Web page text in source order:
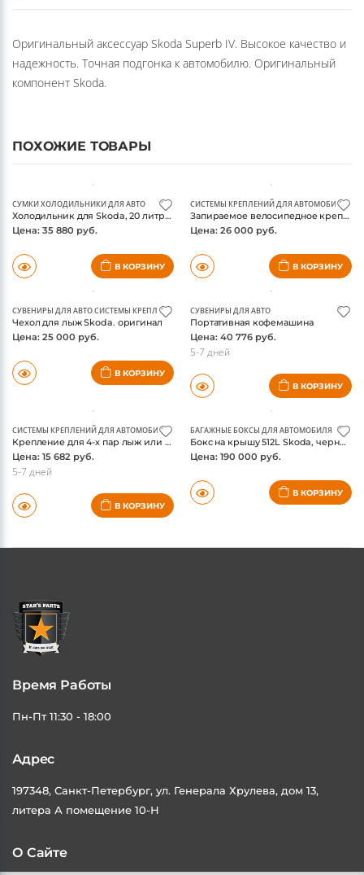
Оригинальный аксессуар Skoda Superb IV. Высокое качество и
надежность. Точная подгонка к автомобилю. Оригинальный
компонент Skoda.
ПОХОЖИЕ ТОВАРЫ
СУМКИ ХОЛОДИЛЬНИКИ ДЛЯ АВТО
Холодильник для Skoda, 20 литров, оригинал
Цена: 35 880 руб.
В КОРЗИНУ
СИСТЕМЫ КРЕПЛЕНИЙ ДЛЯ АВТОМОБИЛЯ
Запираемое велосипедное крепление
Цена: 26 000 руб.
В КОРЗИНУ
СУВЕНИРЫ ДЛЯ АВТОСИСТЕМЫ КРЕПЛЕНИЙ ДЛЯ АВТОМОБИЛЯ
Чехол для лыж Skoda. оригинал
Цена: 25 000 руб.
В КОРЗИНУ
СУВЕНИРЫ ДЛЯ АВТО
Портативная кофемашина
Цена: 40 776 руб.
5-7 дней
В КОРЗИНУ
СИСТЕМЫ КРЕПЛЕНИЙ ДЛЯ АВТОМОБИЛЯ
Крепление для 4-х пар лыж или 2-х сноубордов Skoda, оригинал
Цена: 15 682 руб.
5-7 дней
В КОРЗИНУ
БАГАЖНЫЕ БОКСЫ ДЛЯ АВТОМОБИЛЯ
Бокс на крышу 512L Skoda, черный, оригинал
Цена: 190 000 руб.
В КОРЗИНУ
Время Работы
Пн-Пт 11:30 - 18:00
Адрес
197348, Санкт-Петербург, ул. Генерала Хрулева, дом 13,
литера А помещение 10-Н
О Сайте